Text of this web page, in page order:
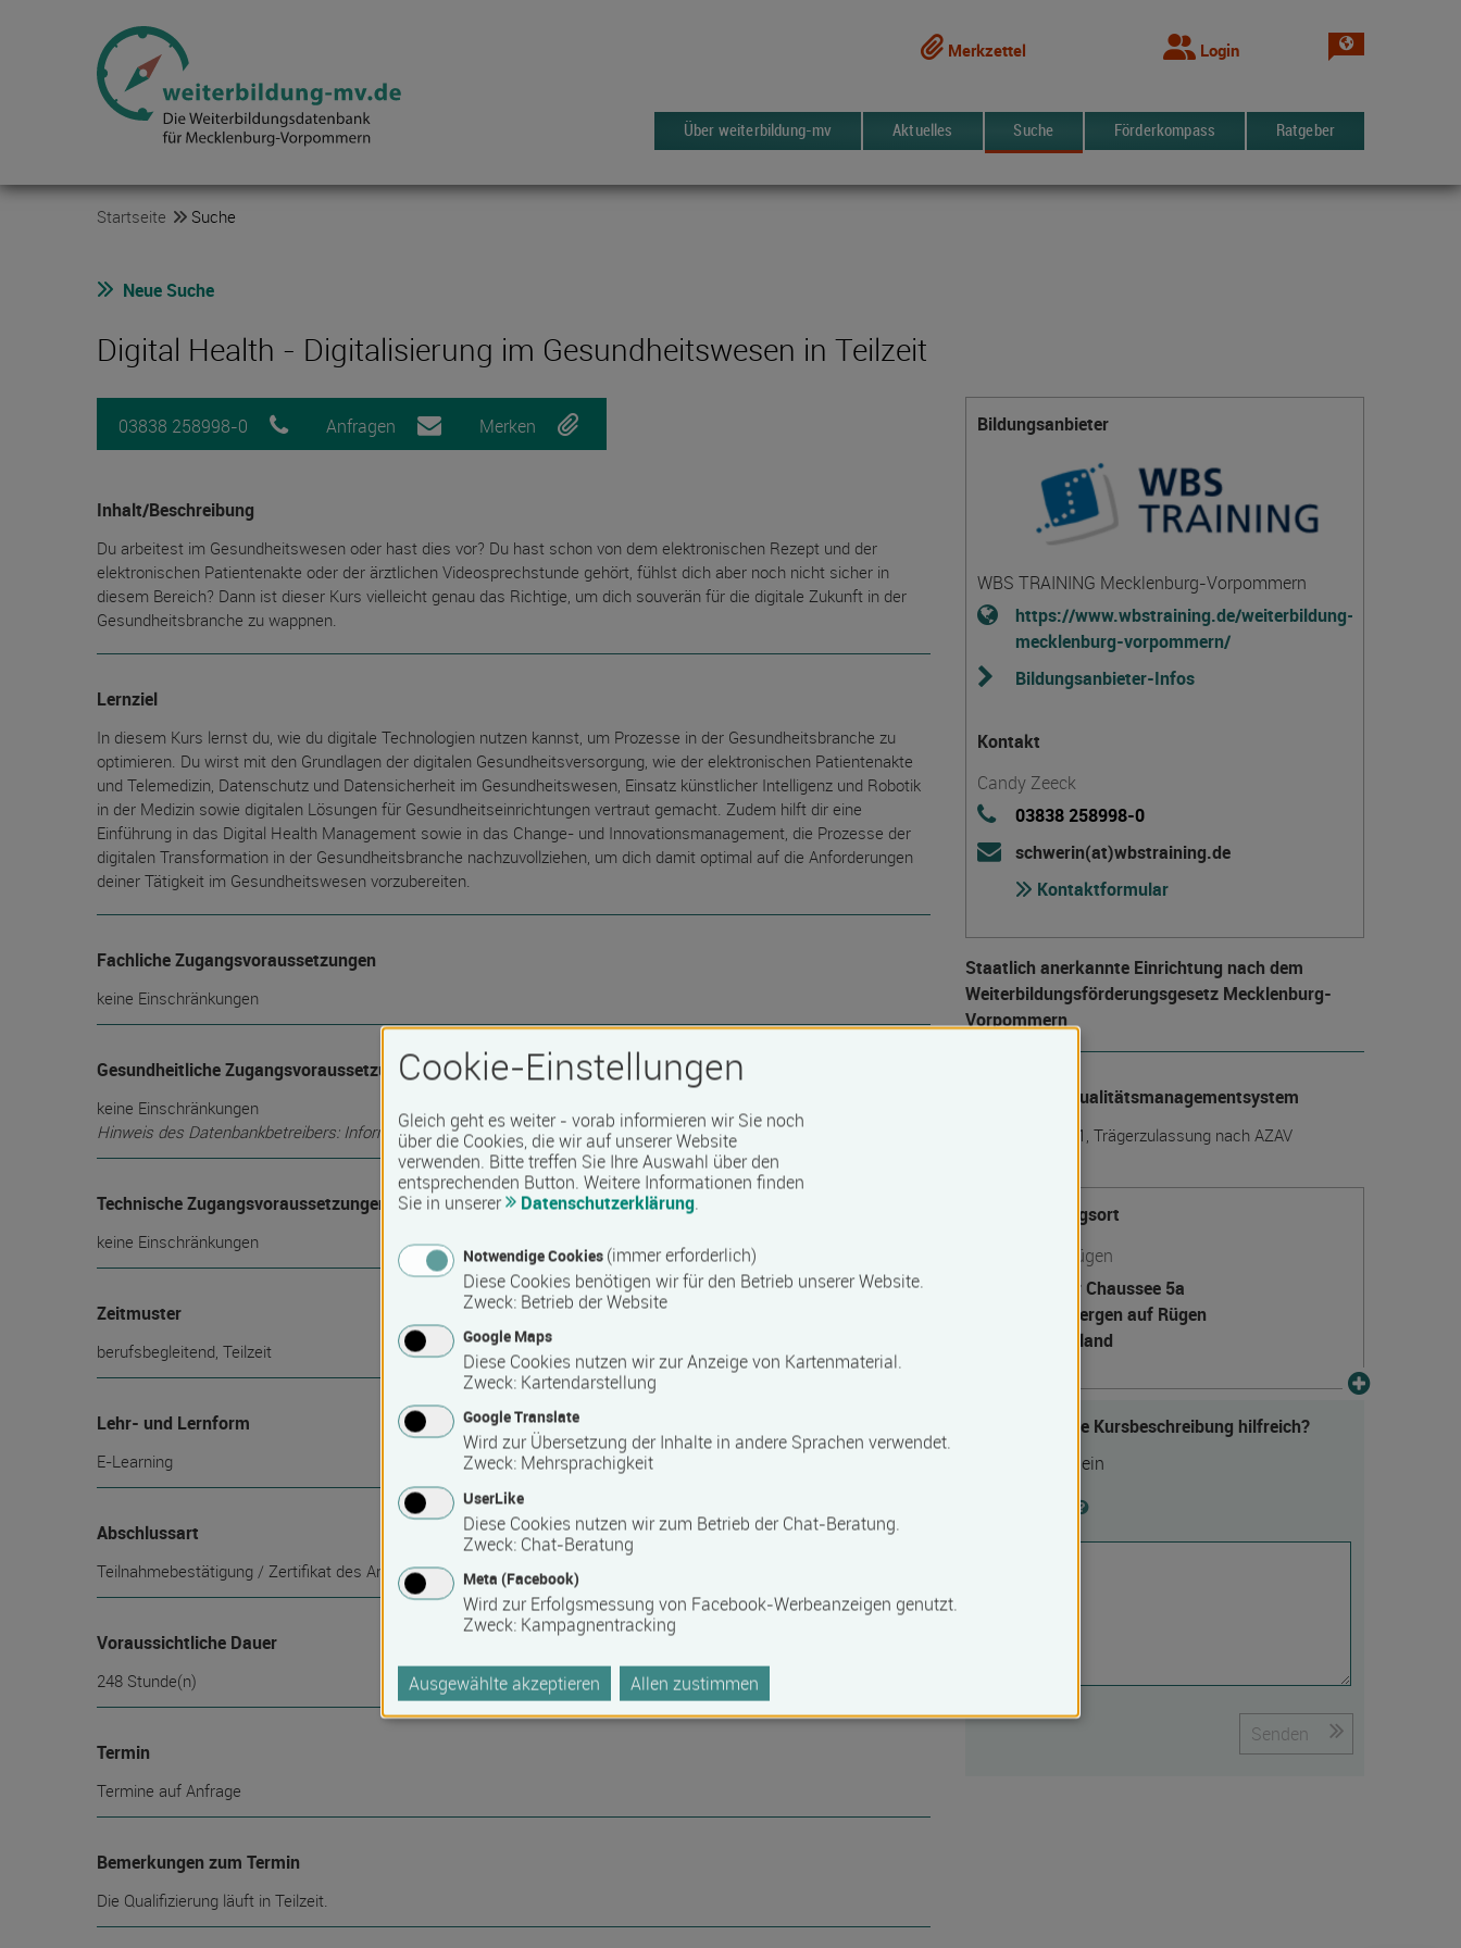
Merkzettel Login Sprache
Über weiterbildung-mv Aktuelles Suche Förderkompass Ratgeber
Startseite Suche
Neue Suche
Digital Health - Digitalisierung im Gesundheitswesen in Teilzeit
03838 258998-0 Anfragen Merken
Inhalt/Beschreibung
Du arbeitest im Gesundheitswesen oder hast dies vor? Du hast schon von dem elektronischen Rezept und der
elektronischen Patientenakte oder der ärztlichen Videosprechstunde gehört, fühlst dich aber noch nicht sicher in
diesem Bereich? Dann ist dieser Kurs vielleicht genau das Richtige, um dich souverän für die digitale Zukunft in der
Gesundheitsbranche zu wappnen.
Lernziel
In diesem Kurs lernst du, wie du digitale Technologien nutzen kannst, um Prozesse in der Gesundheitsbranche zu
optimieren. Du wirst mit den Grundlagen der digitalen Gesundheitsversorgung, wie der elektronischen Patientenakte
und Telemedizin, Datenschutz und Datensicherheit im Gesundheitswesen, Einsatz künstlicher Intelligenz und Robotik
in der Medizin sowie digitalen Lösungen für Gesundheitseinrichtungen vertraut gemacht. Zudem hilft dir eine
Einführung in das Digital Health Management sowie in das Change- und Innovationsmanagement, die Prozesse der
digitalen Transformation in der Gesundheitsbranche nachzuvollziehen, um dich damit optimal auf die Anforderungen
deiner Tätigkeit im Gesundheitswesen vorzubereiten.
Fachliche Zugangsvoraussetzungen
keine Einschränkungen
Gesundheitliche Zugangsvoraussetzungen
keine Einschränkungen
Hinweis des Datenbankbetreibers: Informationen über die Barrierefreiheit erfragen Sie bitte beim Anbieter.
Technische Zugangsvoraussetzungen
keine Einschränkungen
Zeitmuster
berufsbegleitend, Teilzeit
Lehr- und Lernform
E-Learning
Abschlussart
Teilnahmebestätigung / Zertifikat des Anbieters
Voraussichtliche Dauer
248 Stunde(n)
Termin
Termine auf Anfrage
Bemerkungen zum Termin
Die Qualifizierung läuft in Teilzeit.
Bildungsanbieter
WBS TRAINING Mecklenburg-Vorpommern
https://www.wbstraining.de/weiterbildung-
mecklenburg-vorpommern/
Bildungsanbieter-Infos
Kontakt
Candy Zeeck
03838 258998-0
schwerin(at)wbstraining.de
Kontaktformular
Staatlich anerkannte Einrichtung nach dem
Weiter­bildungs­förderungs­gesetz Mecklenburg-
Vorpommern
anerkanntes Qualitätsmanagementsystem
DIN EN ISO 9001, Trägerzulassung nach AZAV
Veranstaltungsort
Bergen auf Rügen
Gingster Chaussee 5a
18528 Bergen auf Rügen
Deutschland
Fanden Sie die Kursbeschreibung hilfreich?
Nein
Senden
Cookie-Einstellungen
Gleich geht es weiter - vorab informieren wir Sie noch
über die Cookies, die wir auf unserer Website
verwenden. Bitte treffen Sie Ihre Auswahl über den
entsprechenden Button. Weitere Informationen finden
Sie in unserer
Datenschutzerklärung.
Notwendige Cookies (immer erforderlich)
Diese Cookies benötigen wir für den Betrieb unserer Website.
Zweck: Betrieb der Website
Google Maps
Diese Cookies nutzen wir zur Anzeige von Kartenmaterial.
Zweck: Kartendarstellung
Google Translate
Wird zur Übersetzung der Inhalte in andere Sprachen verwendet.
Zweck: Mehrsprachigkeit
UserLike
Diese Cookies nutzen wir zum Betrieb der Chat-Beratung.
Zweck: Chat-Beratung
Meta (Facebook)
Wird zur Erfolgsmessung von Facebook-Werbeanzeigen genutzt.
Zweck: Kampagnentracking
Ausgewählte akzeptieren Allen zustimmen